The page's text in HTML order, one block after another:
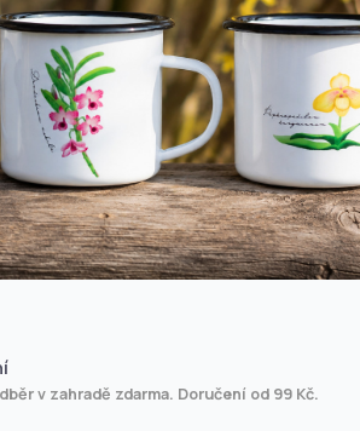
v zahradě zdarma. Doručení od 99 Kč.